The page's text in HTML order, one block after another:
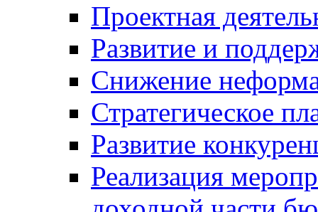
Проектная
Развитие и
Снижение
Стратегическое
Развитие
Реализация